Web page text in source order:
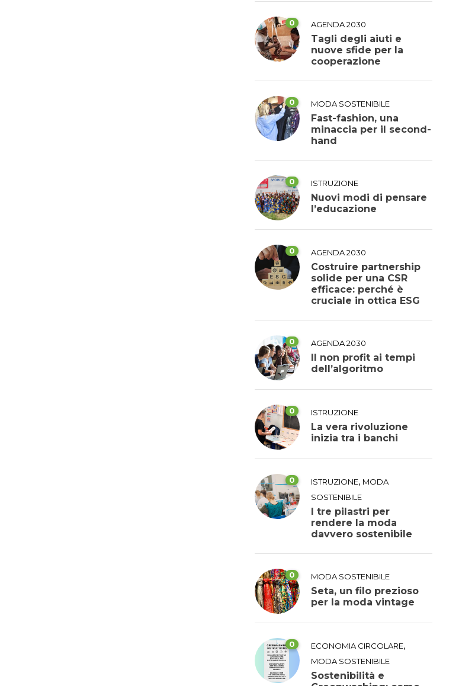
0 AGENDA 2030
Tagli degli aiuti e
nuove sfide per la
cooperazione
0 MODA SOSTENIBILE
Fast-fashion, una
minaccia per il second-
hand
0 ISTRUZIONE
Nuovi modi di pensare
l’educazione
0 AGENDA 2030
Costruire partnership
solide per una CSR
efficace: perché è
cruciale in ottica ESG
0 AGENDA 2030
Il non profit ai tempi
dell’algoritmo
0 ISTRUZIONE
La vera rivoluzione
inizia tra i banchi
0 ISTRUZIONE, MODA
SOSTENIBILE
I tre pilastri per
rendere la moda
davvero sostenibile
0 MODA SOSTENIBILE
Seta, un filo prezioso
per la moda vintage
0 ECONOMIA CIRCOLARE,
MODA SOSTENIBILE
Sostenibilità e